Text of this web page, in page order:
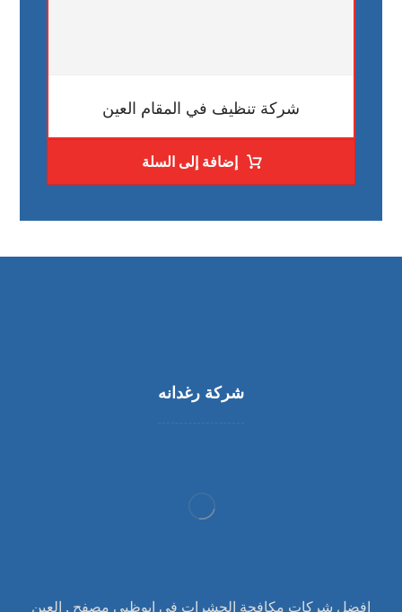
شركة تنظيف في المقام العين
إضافة إلى السلة
شركة رغدانه
افضل شركات مكافحة الحشرات في ابوظبي مصفح , العين